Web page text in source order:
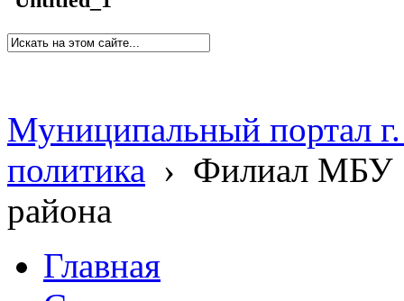
Муниципальный портал
политика › Филиал МБУ
района
Главная